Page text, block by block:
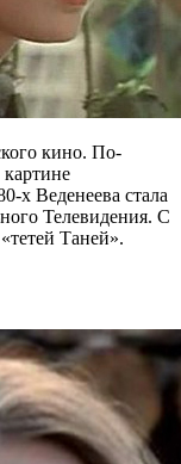
кино. По-
картине
х Веденеева стала
Телевидения. С
Таней».